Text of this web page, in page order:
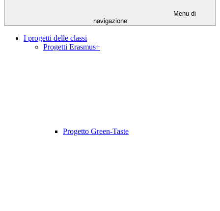
Menu di
navigazione
I progetti delle classi
Progetti Erasmus+
Progetto Green-Taste